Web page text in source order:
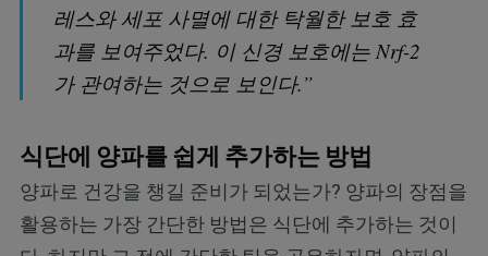
레스와 세포 사멸에 대한 탁월한 보호 효
과를 보여주었다. 이 신경 보호에는 Nrf-2
가 관여하는 것으로 보인다.”
식단에 양파를 쉽게 추가하는 방법
양파로 건강을 챙길 준비가 되었는가? 양파의 장점을
활용하는 가장 간단한 방법은 식단에 추가하는 것이